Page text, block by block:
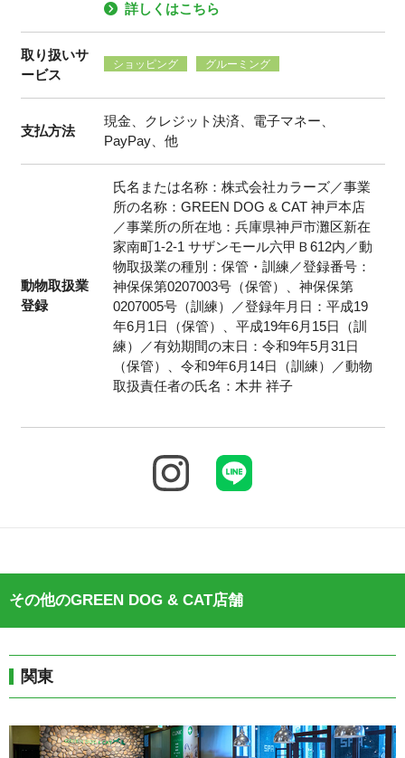
詳しくはこちら
取り扱いサ
ービス
ショッピング グルーミング
支払方法
現金、クレジット決済、電子マネー、
PayPay、他
動物取扱業
登録
氏名または名称：株式会社カラーズ／事業
所の名称：GREEN DOG & CAT 神戸本店
／事業所の所在地：兵庫県神戸市灘区新在
家南町1-2-1 サザンモール六甲Ｂ612内／動
物取扱業の種別：保管・訓練／登録番号：
神保保第0207003号（保管）、神保保第
0207005号（訓練）／登録年月日：平成19
年6月1日（保管）、平成19年6月15日（訓
練）／有効期間の末日：令和9年5月31日
（保管）、令和9年6月14日（訓練）／動物
取扱責任者の氏名：木井 祥子
その他のGREEN DOG & CAT店舗
関東